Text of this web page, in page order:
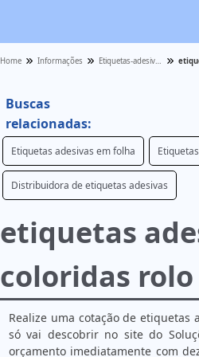
Home Informações Etiquetas-adesivas - Categoria
Buscas
relacionadas:
Etiquetas adesivas em folha
Distribuidora de etiquetas adesivas
etiquetas
coloridas rolo
Realize uma cotação de etiquetas
só vai descobrir no site do
orçamento imediatamente com